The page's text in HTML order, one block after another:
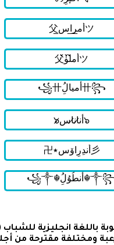
ومختلفة مقترحة من